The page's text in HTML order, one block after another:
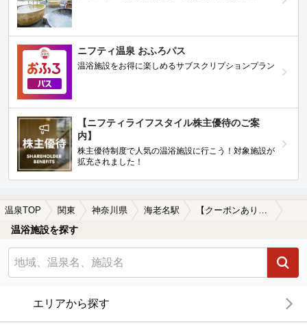
ニフティ温泉 おふろパス
温浴施設をお得に楽しめるサブスクリプションプラン
【ニフティライフスタイル株主優待のご案
内】
株主優待制度で人気の温浴施設に行こう！対象施設が
拡充されました！
温泉TOP 関東 神奈川県 海老名駅 【クーポンあり】冷え性に効能がある海老名駅近くの温泉、日帰り温泉、スーパー銭湯おすすめ
温浴施設を探す
エリアから探す